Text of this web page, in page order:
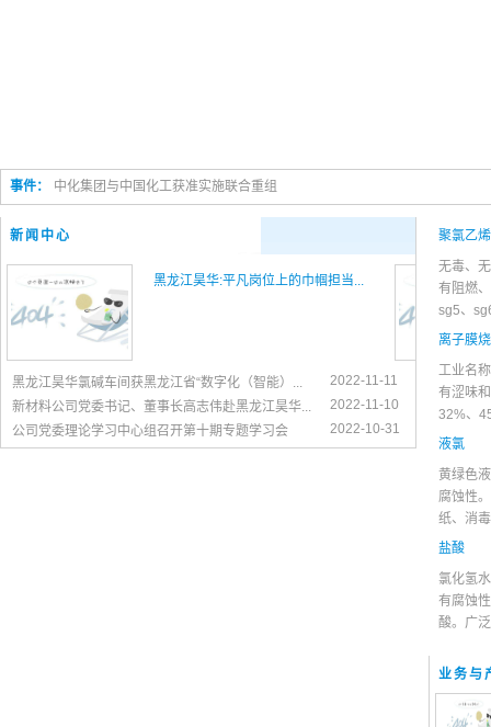
事件： 中化集团与中国化工获准实施联合重组
新闻中心
黑龙江昊华:平凡岗位上的巾帼担当...
黑龙江昊华氯碱车间获黑龙江省“数字化（智能）...
2022-11-11
新材料公司党委书记、董事长高志伟赴黑龙江昊华...
2022-11-10
公司党委理论学习中心组召开第十期专题学习会
2022-10-31
聚氯乙
无毒、
有阻燃
sg5、
离子膜
工业名
有涩味
32%、
液氯
黄绿色
腐蚀性
纸、消
盐酸
氯化氢
有腐蚀
酸。广
业务与